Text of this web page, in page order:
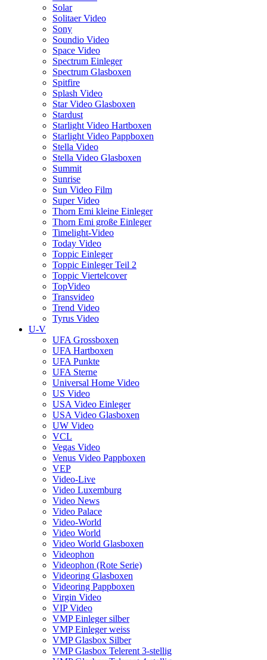
Solar
Solitaer Video
Sony
Soundio Video
Space Video
Spectrum Einleger
Spectrum Glasboxen
Spitfire
Splash Video
Star Video Glasboxen
Stardust
Starlight Video Hartboxen
Starlight Video Pappboxen
Stella Video
Stella Video Glasboxen
Summit
Sunrise
Sun Video Film
Super Video
Thorn Emi kleine Einleger
Thorn Emi große Einleger
Timelight-Video
Today Video
Toppic Einleger
Toppic Einleger Teil 2
Toppic Viertelcover
TopVideo
Transvideo
Trend Video
Tyrus Video
U-V
UFA Grossboxen
UFA Hartboxen
UFA Punkte
UFA Sterne
Universal Home Video
US Video
USA Video Einleger
USA Video Glasboxen
UW Video
VCL
Vegas Video
Venus Video Pappboxen
VEP
Video-Live
Video Luxemburg
Video News
Video Palace
Video-World
Video World
Video World Glasboxen
Videophon
Videophon (Rote Serie)
Videoring Glasboxen
Videoring Pappboxen
Virgin Video
VIP Video
VMP Einleger silber
VMP Einleger weiss
VMP Glasbox Silber
VMP Glasbox Telerent 3-stellig